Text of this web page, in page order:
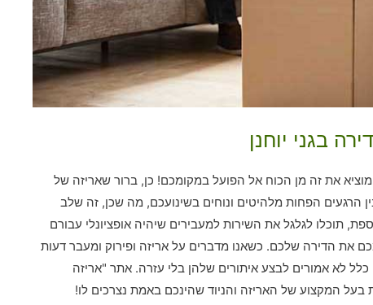
בגני יוחנן
את זה מן הכוח אל הפועל במקומכם! כן, ברור שאריזה של
הרגעים הפחות מלהיטים ונוחים בשינועכם, מה שכן, זה שלב
תוכלו לגלגל את השירות למעבירים שיהיה אופציונלי עבורם
את הדירה שלכם. כשאנו מדברים על אריזה ופירוק ומעבר דעות
לא אמורים לבצע איתורים שלהן בלי עזרה. אתר "אריזה
בעל המקצוע של האריזה והניוד שהינכם באמת נצרכים לו!